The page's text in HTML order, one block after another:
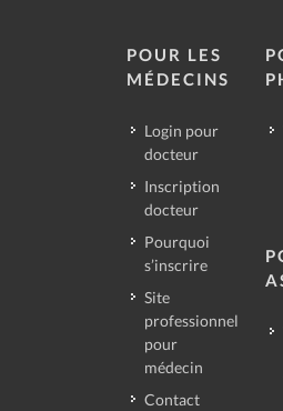
POUR LES
MÉDECINS
Login pour
docteur
Inscription
docteur
Pourquoi
s’inscrire
Site
professionnel
pour
médecin
Contact